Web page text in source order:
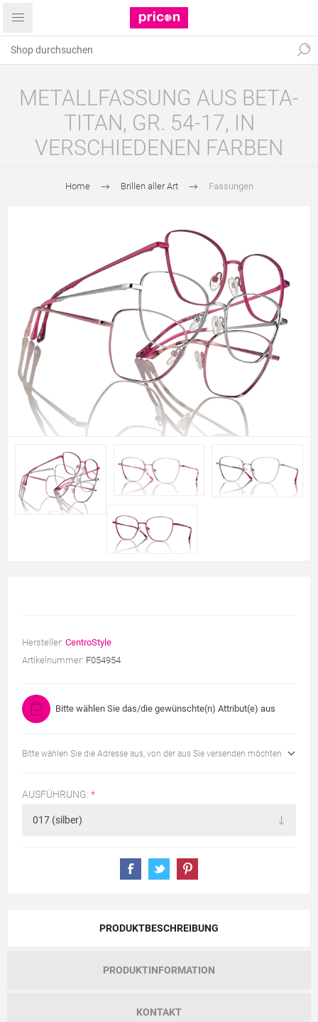
METALLFASSUNG AUS BETA-
TITAN, GR. 54-17, IN
VERSCHIEDENEN FARBEN
Home Brillen aller Art Fassungen
Hersteller: CentroStyle
Artikelnummer: F054954
Bitte wählen Sie das/die gewünschte(n) Attribut(e) aus
Bitte wählen Sie die Adresse aus, von der aus Sie versenden möchten
AUSFÜHRUNG: *
PRODUKTBESCHREIBUNG
PRODUKTINFORMATION
KONTAKT